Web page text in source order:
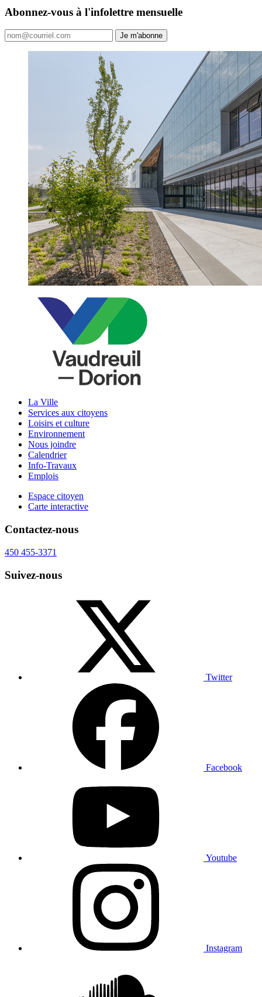
Abonnez-vous à l'infolettre mensuelle
Je m'abonne
La Ville
Services aux citoyens
Loisirs et culture
Environnement
Nous joindre
Calendrier
Info-Travaux
Emplois
Espace citoyen
Carte interactive
Contactez-nous
450 455-3371
Suivez-nous
Twitter
Facebook
Youtube
Instagram